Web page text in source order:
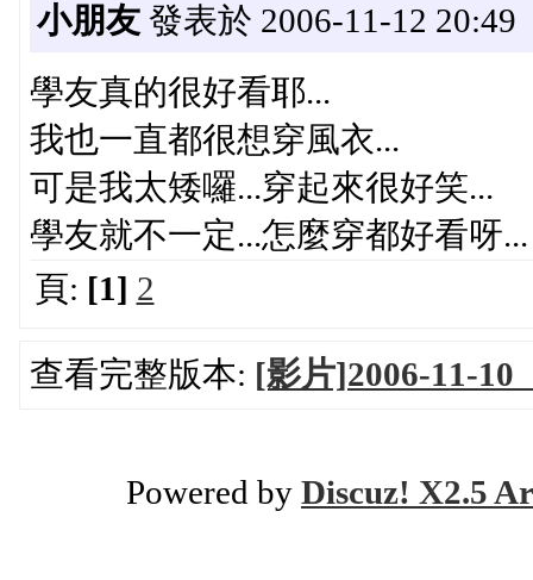
小朋友發表於 2006-11-12 20:49
學友真的很好看耶...
我也一直都很想穿風衣...
可是我太矮囉...穿起來很好笑...
學友就不一定...怎麼穿都好看呀...
頁: [1] 2
查看完整版本: [影片]2006-11-10
Powered by Discuz! X2.5